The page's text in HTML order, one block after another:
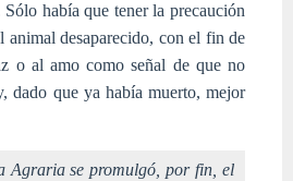
Sólo había que tener la precaución
animal desaparecido, con el fin de
o al amo como señal de que no
dado que ya había muerto, mejor
Agraria se promulgó, por fin, el